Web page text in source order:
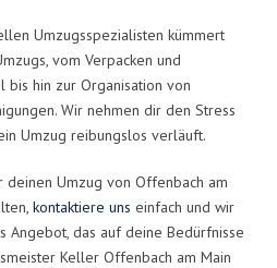
Umzugsspezialisten kümmert
vom Verpacken und
hin zur Organisation von
Wir nehmen dir den Stress
Umzug reibungslos verläuft.
Umzug von Offenbach am
kontaktiere uns einfach und wir
das auf deine Bedürfnisse
Keller Offenbach am Main